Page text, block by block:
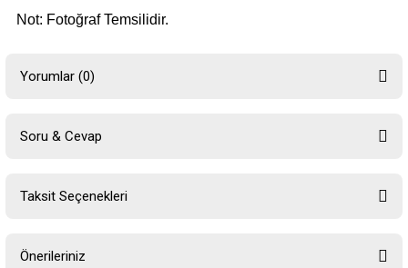
Not: Fotoğraf Temsilidir.
Yorumlar (0)
Soru & Cevap
Taksit Seçenekleri
Önerileriniz